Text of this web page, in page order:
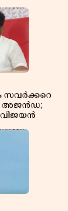
സവർക്കറെ
അജൻഡ;
വിജയൻ